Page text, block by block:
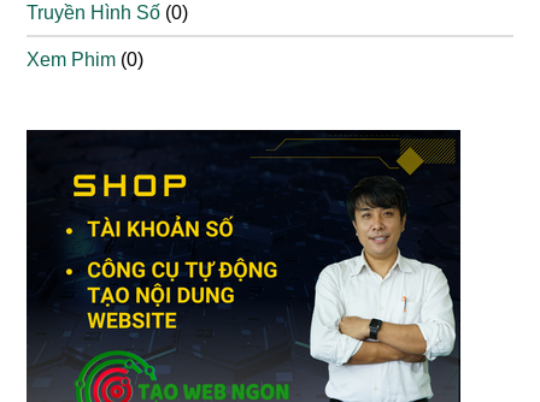
Truyền Hình Số (0)
Xem Phim (0)